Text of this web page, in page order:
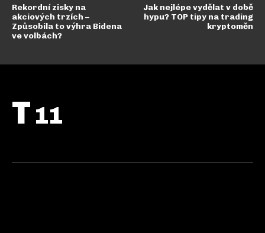
Rekordní zisky na
akciových trzích –
Způsobila to výhra Bidena
ve volbách?
Jak nejlépe vydělat v době
hypu? TOP tipy na trading
kryptoměn
T 11